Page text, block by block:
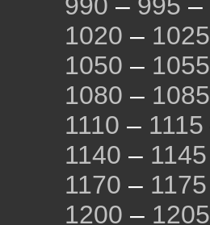
990 – 995 –
1020 – 1025
1050 – 1055
1080 – 1085
1110 – 1115
1140 – 1145
1170 – 1175
1200 – 1205